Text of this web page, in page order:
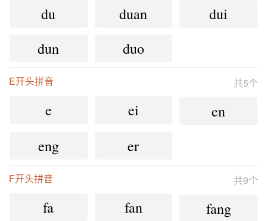
du
duan
dui
dun
duo
共5个
E开头拼音
e ei
en
eng
er
共9个
F开头拼音
fa fan
fang